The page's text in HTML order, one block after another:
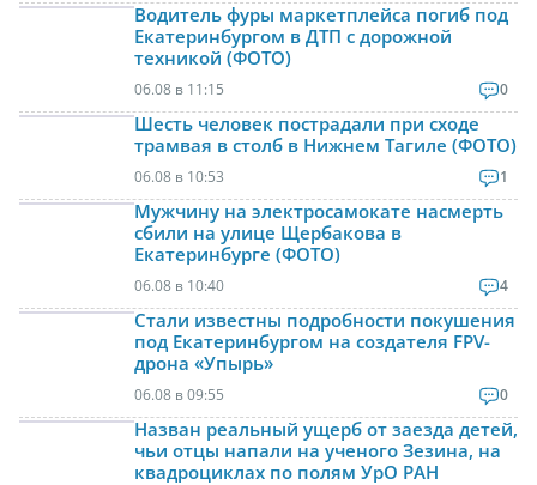
Водитель фуры маркетплейса погиб под
Екатеринбургом в ДТП с дорожной
техникой (ФОТО)
06.08 в 11:15 0
Шесть человек пострадали при сходе
трамвая в столб в Нижнем Тагиле (ФОТО)
06.08 в 10:53 1
Мужчину на электросамокате насмерть
сбили на улице Щербакова в
Екатеринбурге (ФОТО)
06.08 в 10:40 4
Стали известны подробности покушения
под Екатеринбургом на создателя FPV-
дрона «Упырь»
06.08 в 09:55 0
Назван реальный ущерб от заезда детей,
чьи отцы напали на ученого Зезина, на
квадроциклах по полям УрО РАН